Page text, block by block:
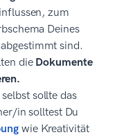
zum
Deines
sind.
die Dokumente
selbst sollte das
in solltest Du
wie Kreativität